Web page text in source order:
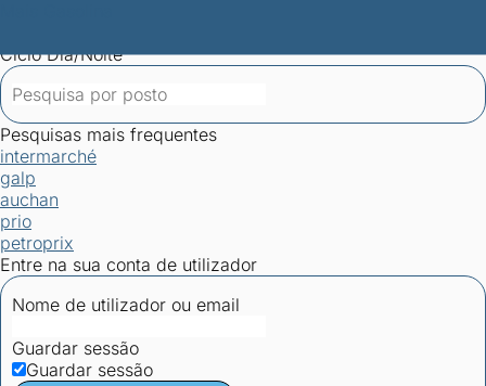
Ciclo Dia/Noite
Pesquisas mais frequentes
intermarché
galp
auchan
prio
petroprix
Entre na sua conta de utilizador
Nome de utilizador ou email
Guardar sessão
Guardar sessão